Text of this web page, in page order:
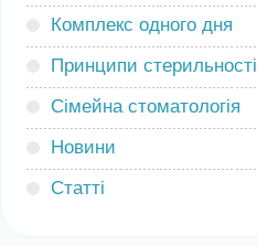
Комплекс одного дня
Принципи стерильності
Сімейна стоматологія
Новини
Статті